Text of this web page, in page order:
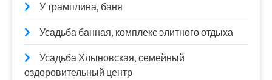
У трамплина, баня
Усадьба банная, комплекс элитного отдыха
Усадьба Хлыновская, семейный
оздоровительный центр